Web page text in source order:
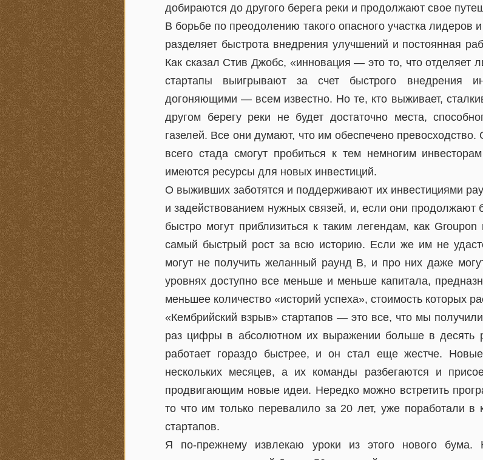
добираются до другого берега реки и продолжают свое
В борьбе по преодолению такого опасного участка лидеров
разделяет быстрота внедрения улучшений и постоянная
Как сказал Стив Джобс, «инновация — это то, что отделяет
стартапы выигрывают за счет быстрого внедрения
догоняющими — всем известно. Но те, кто выживает,
другом берегу реки не будет достаточно места,
газелей. Все они думают, что им обеспечено
всего стада смогут пробиться к тем немногим
имеются ресурсы для новых инвестиций.
О выживших заботятся и поддерживают их инвестициями
и задействованием нужных связей, и, если они продолжают
быстро могут приблизиться к таким легендам, как
самый быстрый рост за всю историю. Если же им не
могут не получить желанный раунд B, и про них даже
уровнях доступно все меньше и меньше капитала,
меньшее количество «историй успеха», стоимость которых
«Кембрийский взрыв» стартапов — это все, что мы
раз цифры в абсолютном их выражении больше в десять
работает гораздо быстрее, и он стал еще жестче.
нескольких месяцев, а их команды разбегаются и
продвигающим новые идеи. Нередко можно встретить
то что им только перевалило за 20 лет, уже поработали в
стартапов.
Я по-прежнему извлекаю уроки из этого нового бума.